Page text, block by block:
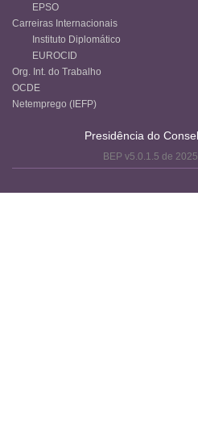
EPSO
Carreiras Internacionais
Instituto Diplomático
EUROCID
Org. Int. do Trabalho
OCDE
Netemprego (IEFP)
Presidência do
BEP v5.0.1.5 de